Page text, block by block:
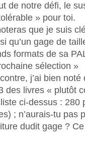
de notre défi, le
» pour toi.
que je suis
qu’un gage de
formats de sa
sélection »
j’ai bien
des livres « plutôt
ci-dessus : 280
; n’aurais-tu pas
dudit gage ?